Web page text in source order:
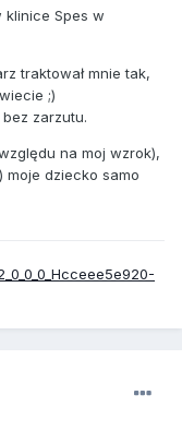
klinice Spes w
traktował mnie tak,
;)
zarzutu.
na moj wzrok),
moje dziecko samo